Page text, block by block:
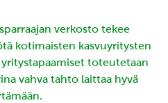
verkosto tekee
kotimaisten kasvuyritysten
yritystapaamiset toteutetaan
vahva tahto laittaa hyvä